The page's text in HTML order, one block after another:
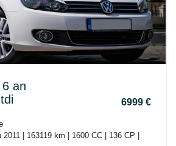
an
6999 €
| 163119 km | 1600 CC | 136 CP |